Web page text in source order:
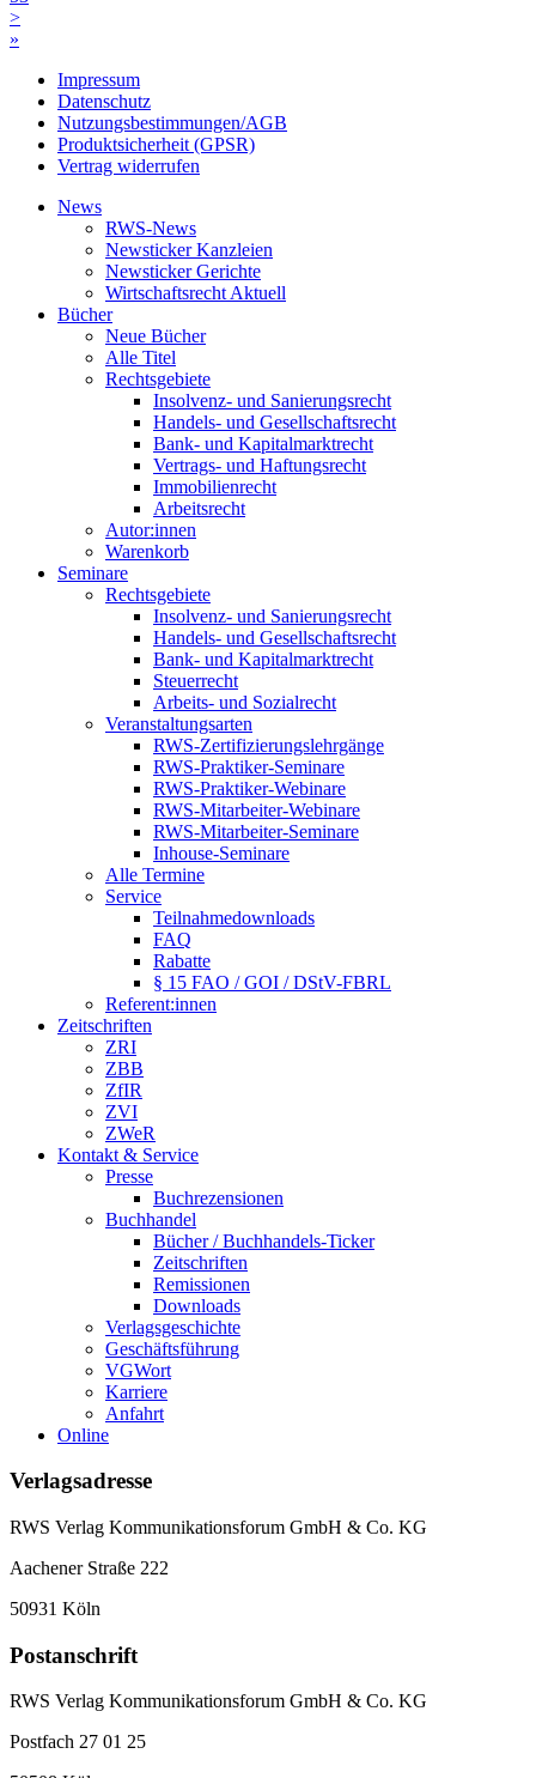
>
»
Impressum
Datenschutz
Nutzungsbestimmungen/AGB
Produktsicherheit (GPSR)
Vertrag widerrufen
News
RWS-News
Newsticker Kanzleien
Newsticker Gerichte
Wirtschaftsrecht Aktuell
Bücher
Neue Bücher
Alle Titel
Rechtsgebiete
Insolvenz- und Sanierungsrecht
Handels- und Gesellschaftsrecht
Bank- und Kapitalmarktrecht
Vertrags- und Haftungsrecht
Immobilienrecht
Arbeitsrecht
Autor:innen
Warenkorb
Seminare
Rechtsgebiete
Insolvenz- und Sanierungsrecht
Handels- und Gesellschaftsrecht
Bank- und Kapitalmarktrecht
Steuerrecht
Arbeits- und Sozialrecht
Veranstaltungsarten
RWS-Zertifizierungslehrgänge
RWS-Praktiker-Seminare
RWS-Praktiker-Webinare
RWS-Mitarbeiter-Webinare
RWS-Mitarbeiter-Seminare
Inhouse-Seminare
Alle Termine
Service
Teilnahmedownloads
FAQ
Rabatte
§ 15 FAO / GOI / DStV-FBRL
Referent:innen
Zeitschriften
ZRI
ZBB
ZfIR
ZVI
ZWeR
Kontakt & Service
Presse
Buchrezensionen
Buchhandel
Bücher / Buchhandels-Ticker
Zeitschriften
Remissionen
Downloads
Verlagsgeschichte
Geschäftsführung
VGWort
Karriere
Anfahrt
Online
Verlagsadresse
RWS Verlag Kommunikationsforum GmbH & Co. KG
Aachener Straße 222
50931 Köln
Postanschrift
RWS Verlag Kommunikationsforum GmbH & Co. KG
Postfach 27 01 25